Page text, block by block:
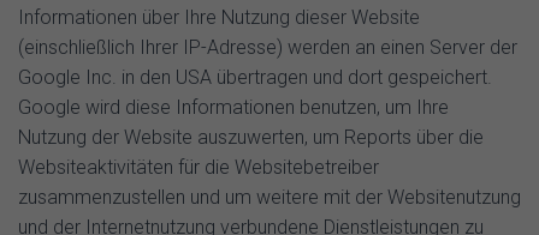
Informationen über Ihre Nutzung dieser Website
(einschließlich Ihrer IP-Adresse) werden an einen Server der
Google Inc. in den USA übertragen und dort gespeichert.
Google wird diese Informationen benutzen, um Ihre
Nutzung der Website auszuwerten, um Reports über die
Websiteaktivitäten für die Websitebetreiber
zusammenzustellen und um weitere mit der Websitenutzung
und der Internetnutzung verbundene Dienstleistungen zu